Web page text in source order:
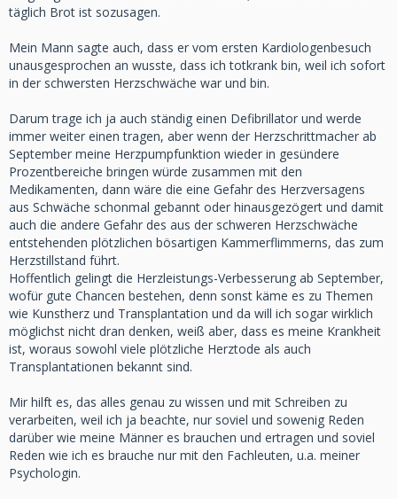
wissenschaftlich-medizinischem ja nicht widersprechen. Im
Gegenteil. Aber es ist eben doch auch klar, dass das Herz
mehr ist, als einfach nur eine "Pumpe".
Wer wüsste das besser, als wir ...
Traumleichtigkeit zwischen Himmel und Erde" ...
ich wünsche dir ganz, ganz viele solcher Nächte und vor
allem dieses Aufwachen "friedlich und leicht im Herzen" ✨
💖
täglich Brot ist sozusagen.
Mein Mann sagte auch, dass er vom ersten Kardiologenbesuch
unausgesprochen an wusste, dass ich totkrank bin, weil ich sofort
in der schwersten Herzschwäche war und bin.
Darum trage ich ja auch ständig einen Defibrillator und werde
immer weiter einen tragen, aber wenn der Herzschrittmacher ab
September meine Herzpumpfunktion wieder in gesündere
Prozentbereiche bringen würde zusammen mit den
Medikamenten, dann wäre die eine Gefahr des Herzversagens
aus Schwäche schonmal gebannt oder hinausgezögert und damit
auch die andere Gefahr des aus der schweren Herzschwäche
entstehenden plötzlichen bösartigen Kammerflimmerns, das zum
Herzstillstand führt.
Hoffentlich gelingt die Herzleistungs-Verbesserung ab September,
wofür gute Chancen bestehen, denn sonst käme es zu Themen
wie Kunstherz und Transplantation und da will ich sogar wirklich
möglichst nicht dran denken, weiß aber, dass es meine Krankheit
ist, woraus sowohl viele plötzliche Herztode als auch
Transplantationen bekannt sind.
Mir hilft es, das alles genau zu wissen und mit Schreiben zu
verarbeiten, weil ich ja beachte, nur soviel und sowenig Reden
darüber wie meine Männer es brauchen und ertragen und soviel
Reden wie ich es brauche nur mit den Fachleuten, u.a. meiner
Psychologin.